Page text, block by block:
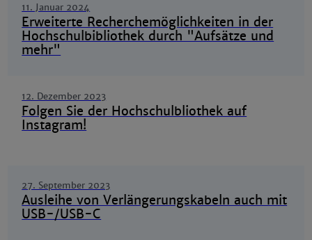
11. Januar 2024
Erweiterte Recherchemöglichkeiten in der
Hochschulbibliothek durch "Aufsätze und
mehr"
12. Dezember 2023
Folgen Sie der Hochschulbliothek auf
Instagram!
27. September 2023
Ausleihe von Verlängerungskabeln auch mit
USB-/USB-C